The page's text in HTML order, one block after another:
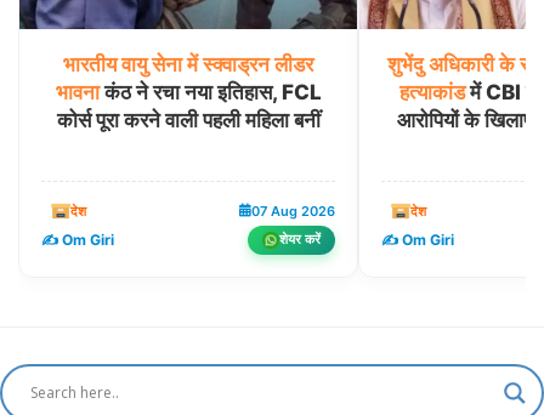
भारतीय वायु सेना में स्क्वाड्रन लीडर
भावनाकंठ ने रचा नया इतिहास, FCL
कोर्स पूरा करने वाली पहली महिला बनीं
देश 07 Aug 2026
✍️ Om Giri शेयर करें
शुभेंदु अधिकारी के
हत्याकांडमें CBI
आरोपियों के खिलाफ
देश
✍️ Om Giri